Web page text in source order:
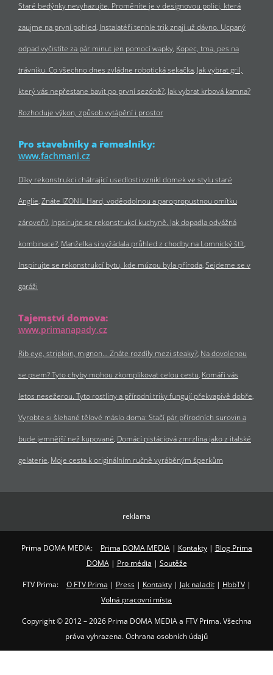
Staré bedýnky nevyhazujte. Proměníte je v designovou polici, která
zaujme na první pohled Instalatéři tenhle trik znají už dávno. Ucpaný
odpad vyčistíte za pár minut jen pomocí wapky Kopec, tma, pes na
trávníku. Co všechno dnes zvládne robotická sekačka Jak vybrat gril,
který vás nepřestane bavit po první sezóně? Jak vybrat krbová kamna?
Rozhoduje výkon, způsob vytápění i prostor
Pro stavebníky a řemeslníky:
www.fachmani.cz
Díky rekonstrukci chátrající usedlosti vznikl domek ve stylu staré
Anglie Znáte IZONIL Hard, voděodolnou a paropropustnou omítku
zároveň? Inpsirujte se rekonstrukcí kuchyně. Jak dopadla odvážná
kombinace? Manželka si vyžádala průhled z chodby na Lomnický štít
Inspirujte se rekonstrukcí bytu, kde múzou byla příroda Sejdeme se v
garáži
Tajemství domova:
www.primanapady.cz
Rib eye, striploin, mignon… Znáte rozdíly mezi steaky? Na dovolenou
se psem? Tyto chyby mohou zkomplikovat celou cestu Komáři vás
letos nesežerou. Tyto rostliny a přírodní triky fungují překvapivě dobře
Vyrobte si šlehané tělové máslo doma: Stačí pár přírodních surovin a
bude jemnější než kupované Domácí pistáciová zmrzlina jako z italské
gelaterie Moje cesta k originálním ručně vyráběným šperkům
reklama
Prima DOMA MEDIA: Prima DOMA MEDIA| Kontakty| Blog Prima
DOMA| Pro média | Soutěže
FTV Prima: O FTV Prima | Press| Kontakty| Jak naladit| HbbTV|
Volná pracovní místa
Copyright © 2012 – 2026 Prima DOMA MEDIA a FTV Prima. Všechna
práva vyhrazena. Ochrana osobních údajů